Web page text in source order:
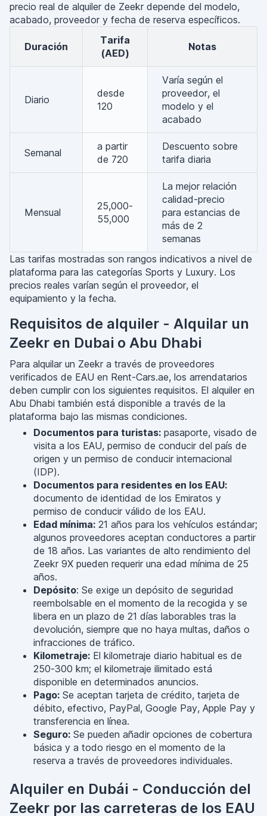
precio real de alquiler de Zeekr depende del modelo,
acabado, proveedor y fecha de reserva específicos.
Duración
Tarifa
(AED)
Notas
Diario
desde
120
Varía según el
proveedor, el
modelo y el
acabado
Semanal
a partir
de 720
Descuento sobre
tarifa diaria
Mensual
25,000-
55,000
La mejor relación
calidad-precio
para estancias de
más de 2
semanas
Las tarifas mostradas son rangos indicativos a nivel de
plataforma para las categorías Sports y Luxury. Los
precios reales varían según el proveedor, el
equipamiento y la fecha.
Requisitos de alquiler - Alquilar un
Zeekr en Dubai o Abu Dhabi
Para alquilar un Zeekr a través de proveedores
verificados de EAU en Rent-Cars.ae, los arrendatarios
deben cumplir con los siguientes requisitos. El alquiler en
Abu Dhabi también está disponible a través de la
plataforma bajo las mismas condiciones.
Documentos para turistas: pasaporte, visado de
visita a los EAU, permiso de conducir del país de
origen y un permiso de conducir internacional
(IDP).
Documentos para residentes en los EAU:
documento de identidad de los Emiratos y
permiso de conducir válido de los EAU.
Edad mínima: 21 años para los vehículos estándar;
algunos proveedores aceptan conductores a partir
de 18 años. Las variantes de alto rendimiento del
Zeekr 9X pueden requerir una edad mínima de 25
años.
Depósito: Se exige un depósito de seguridad
reembolsable en el momento de la recogida y se
libera en un plazo de 21 días laborables tras la
devolución, siempre que no haya multas, daños o
infracciones de tráfico.
Kilometraje: El kilometraje diario habitual es de
250-300 km; el kilometraje ilimitado está
disponible en determinados anuncios.
Pago: Se aceptan tarjeta de crédito, tarjeta de
débito, efectivo, PayPal, Google Pay, Apple Pay y
transferencia en línea.
Seguro: Se pueden añadir opciones de cobertura
básica y a todo riesgo en el momento de la
reserva a través de proveedores individuales.
Alquiler en Dubái - Conducción del
Zeekr por las carreteras de los EAU